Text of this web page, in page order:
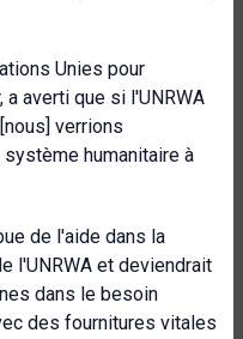
Unies pour
a averti que si l'UNRWA
verrions
humanitaire à
de l'aide dans la
l'UNRWA et deviendrait
dans le besoin
des fournitures vitales